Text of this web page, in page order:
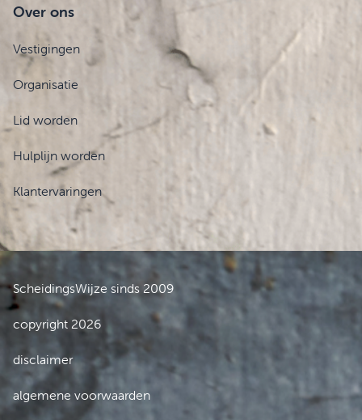
Over ons
Vestigingen
Organisatie
Lid worden
Hulplijn worden
Klantervaringen
ScheidingsWijze sinds 2009
copyright 2026
disclaimer
algemene voorwaarden